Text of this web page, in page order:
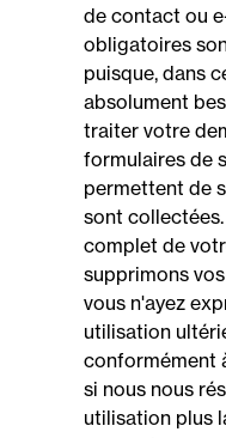
de contact ou
obligatoires
puisque, dans
absolument
traiter votre
formulaires de
permettent de
sont
complet de
supprimons
vous n'ayez
utilisation
conformément
si nous nous
utilisation plus